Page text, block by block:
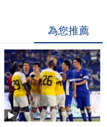
為您推薦